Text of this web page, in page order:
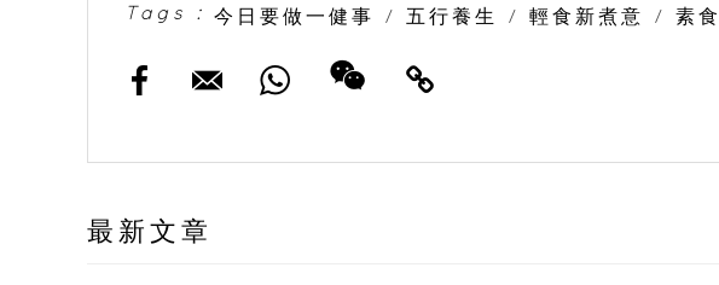
Tags : 今日要做一健事 / 五行養生 / 輕食新煮意 / 素食
最新文章